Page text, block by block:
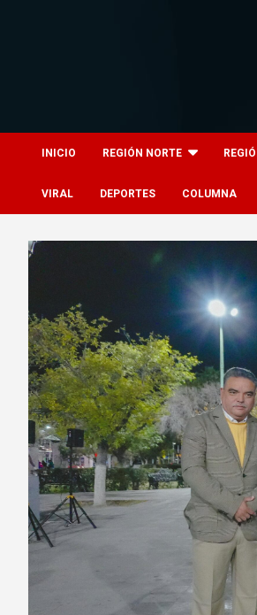
INICIO REGIÓN NORTE
VIRAL DEPORTES COLUMNA